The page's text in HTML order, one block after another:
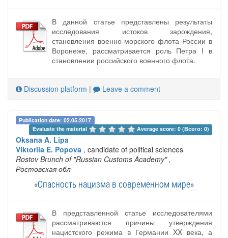
В данной статье представлены результаты
исследования истоков зарождения,
становления военно-морского флота России в
Воронеже, рассматривается роль Петра I в
становлении российского военного флота.
Discussion platform | Leave a comment
Publication date: 02.05.2017
Evaluate the material
Average score: 0 (Всего: 0)
Oksana A. Lipa
Viktoriia E. Popova , candidate of political sciences
Rostov Brunch of "Russian Customs Academy" ,
Ростовская обл
«Опасность нацизма в современном мире»
В представленной статье исследователями
рассматриваются причины утверждения
нацистского режима в Германии XX века, а